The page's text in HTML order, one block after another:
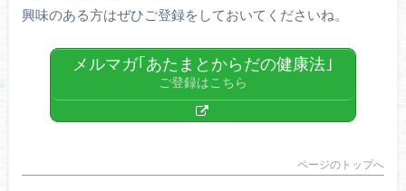
興味のある方はぜひご登録をしておいてくださいね。
メルマガ｢あたまとからだの健康法｣
ご登録はこちら
ページのトップへ